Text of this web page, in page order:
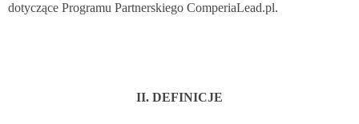
dotyczące Programu Partnerskiego ComperiaLead.pl.
II. DEFINICJE